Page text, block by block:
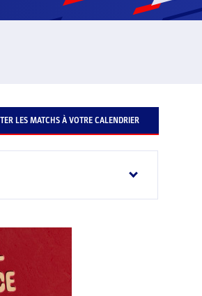
LES MATCHS À VOTRE CALENDRIER